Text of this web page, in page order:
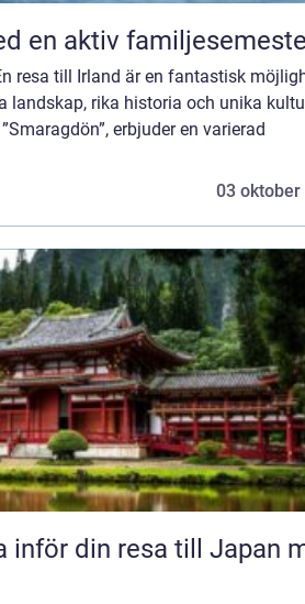
en aktiv
resa till Irland är en fantastisk
landskap, rika historia och unika
erbjuder en varierad
03 oktober
inför din resa till Japan